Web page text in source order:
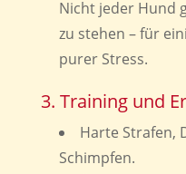
Nicht jeder Hund
zu stehen – für
purer Stress.
3. Training und
Harte Strafen,
Schimpfen.